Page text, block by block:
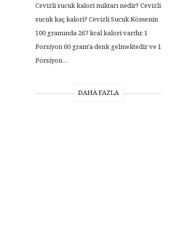
Cevizli sucuk kalori miktarı nedir? Cevizli
sucuk kaç kalori? Cevizli Sucuk Kömenin
100 gramında 267 kcal kalori vardır. 1
Porsiyon 60 gram'a denk gelmektedir ve 1
Porsiyon…
DAHA FAZLA